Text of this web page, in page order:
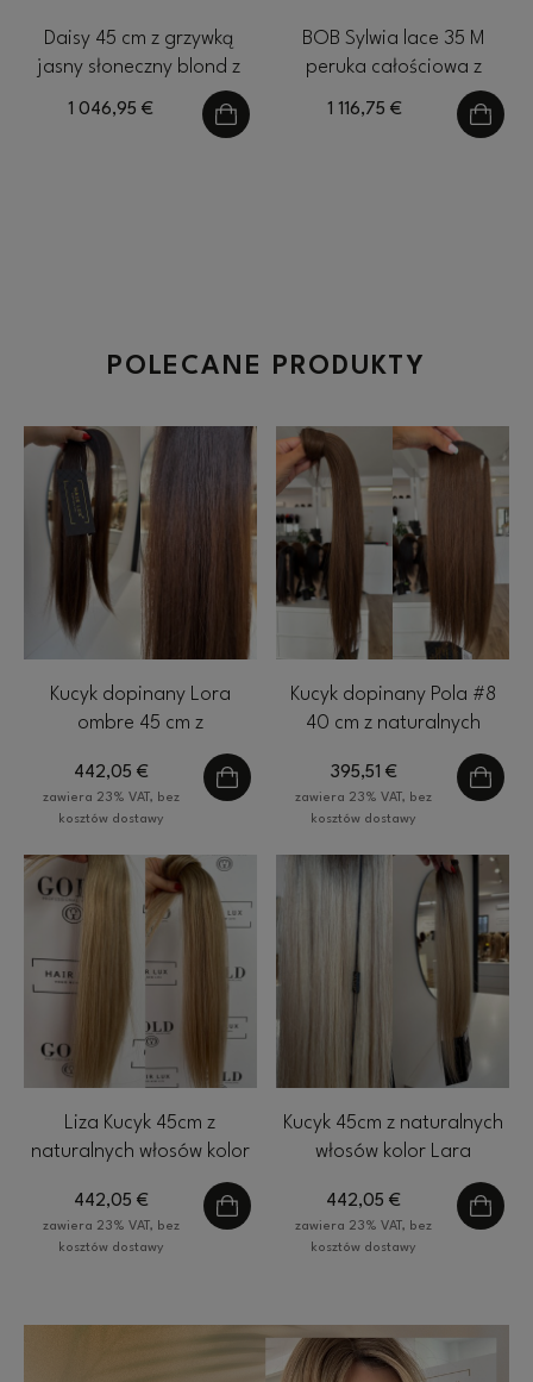
Daisy 45 cm z grzywką
jasny słoneczny blond z
odrostem M peruka
naturalna Lace front
1 046,95 €
BOB Sylwia lace 35 M
peruka całościowa z
włosów naturalnych
chłodny blond z odrostem
1 116,75 €
POLECANE PRODUKTY
Kucyk dopinany Lora
ombre 45 cm z
naturalnych włosów 80g
442,05 €
zawiera 23% VAT, bez
kosztów dostawy
Kucyk dopinany Pola #8
40 cm z naturalnych
395,51 €
zawiera 23% VAT, bez
kosztów dostawy
Liza Kucyk 45cm z
naturalnych włosów kolor
baleyage blond 80g
442,05 €
zawiera 23% VAT, bez
kosztów dostawy
Kucyk 45cm z naturalnych
włosów kolor Lara
słoneczny blond 80g
442,05 €
zawiera 23% VAT, bez
kosztów dostawy